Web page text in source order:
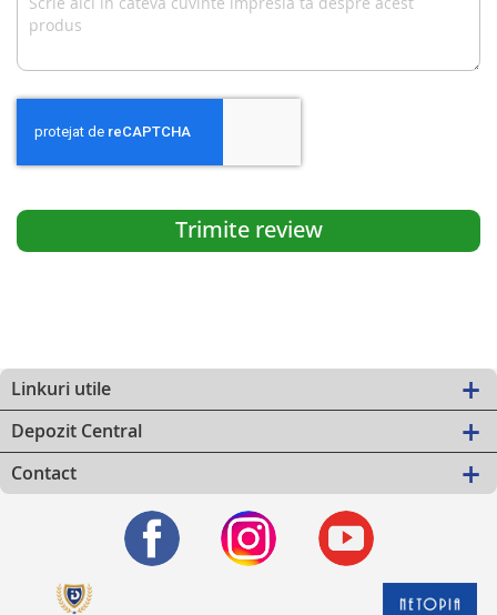
Trimite review
Linkuri utile
Depozit Central
Contact